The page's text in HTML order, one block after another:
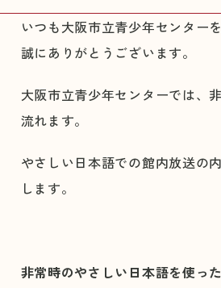
いつも大阪市立青少年センター
誠にありがとうございます。
大阪市立青少年センターでは、
流れます。
やさしい日本語での館内放送の
します。
非常時のやさしい日本語を使っ